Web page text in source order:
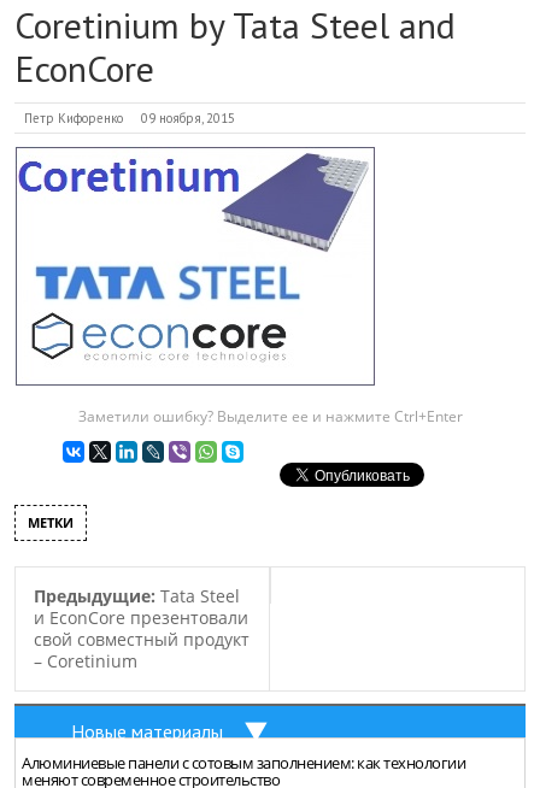
Coretinium by Tata Steel and
EconCore
Петр Кифоренко 09 ноября, 2015
Заметили ошибку? Выделите ее и нажмите Ctrl+Enter
МЕТКИ
Предыдущие: Tata Steel
и EconCore презентовали
свой совместный продукт
– Coretinium
Новые материалы
Алюминиевые панели с сотовым заполнением: как технологии
меняют современное строительство